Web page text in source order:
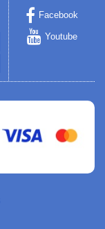
Facebook
Youtube